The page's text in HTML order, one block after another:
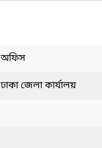
অফিস
ঢাকা জেলা কার্যালয়